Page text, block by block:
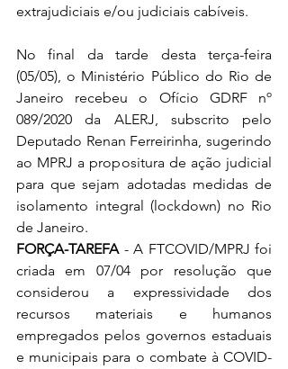
extrajudiciais e/ou judiciais cabíveis.
No final da tarde desta terça-feira
(05/05), o Ministério Público do Rio de
Janeiro recebeu o Ofício GDRF nº
089/2020 da ALERJ, subscrito pelo
Deputado Renan Ferreirinha, sugerindo
ao MPRJ a propositura de ação judicial
para que sejam adotadas medidas de
isolamento integral (lockdown) no Rio
de Janeiro.
FORÇA-TAREFA - A FTCOVID/MPRJ foi
criada em 07/04 por resolução que
considerou a expressividade dos
recursos materiais e humanos
empregados pelos governos estaduais
e municipais para o combate à COVID-